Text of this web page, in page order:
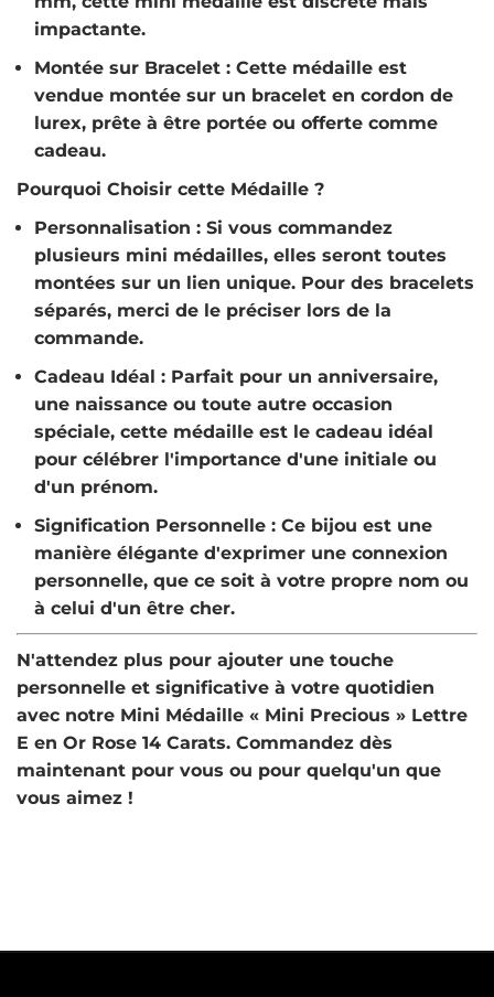
impactante.
Montée sur Bracelet : Cette médaille est
vendue montée sur un bracelet en cordon de
lurex, prête à être portée ou offerte comme
cadeau.
Pourquoi Choisir cette Médaille ?
Personnalisation : Si vous commandez
plusieurs mini médailles, elles seront toutes
montées sur un lien unique. Pour des bracelets
séparés, merci de le préciser lors de la
commande.
Cadeau Idéal : Parfait pour un anniversaire,
une naissance ou toute autre occasion
spéciale, cette médaille est le cadeau idéal
pour célébrer l'importance d'une initiale ou
d'un prénom.
Signification Personnelle : Ce bijou est une
manière élégante d'exprimer une connexion
personnelle, que ce soit à votre propre nom ou
à celui d'un être cher.
N'attendez plus pour ajouter une touche
personnelle et significative à votre quotidien
avec notre Mini Médaille « Mini Precious » Lettre
E en Or Rose 14 Carats. Commandez dès
maintenant pour vous ou pour quelqu'un que
vous aimez !